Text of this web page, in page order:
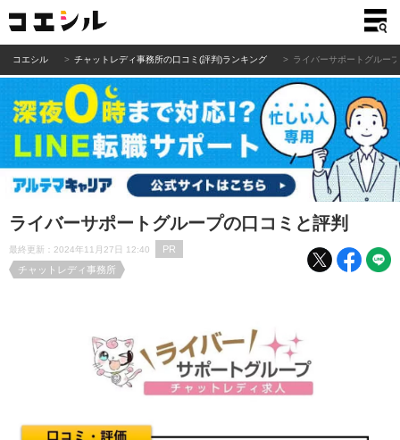
コエシル チャットレディ事務所の口コミ(評判)ランキング ライバーサポートグルー
ライバーサポートグループの口コミと評判
最終更新：2024年11月27日 12:40
PR
チャットレディ事務所